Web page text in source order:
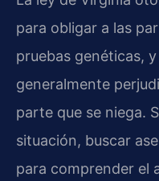
para obligar a las
pruebas genéticas,
generalmente
parte que se niega.
situación, buscar
para comprender el